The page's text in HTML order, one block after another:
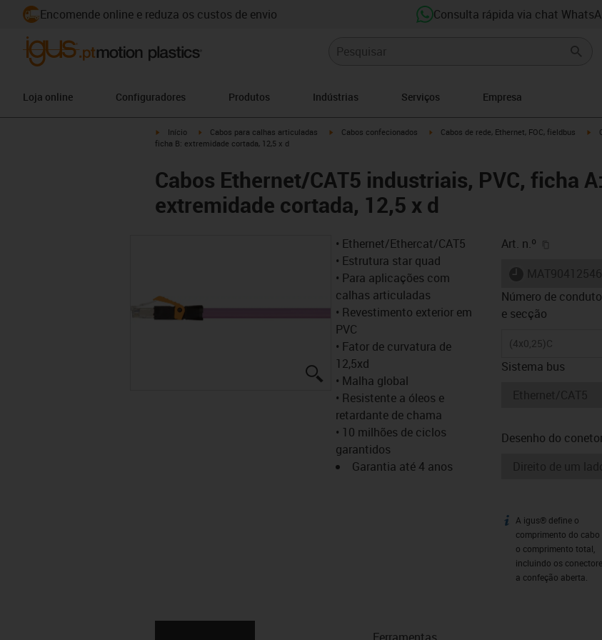
Encomende online e reduza os custos de envio Consulta rápida via chat
Loja online Configuradores Produtos Indústrias Serviços Empresa
igus-icon-arrow-right
Início igus-icon-arrow-right
Cabos para calhas articuladas igus-icon-arrow-right
Cabos confecionados igus-icon-arrow-right
Cabos de rede, Ethernet, FOC, fieldbus
ficha B: extremidade cortada, 12,5 x d
Cabos Ethernet/CAT5 industriais, PVC, ficha
extremidade cortada, 12,5 x d
igus-icon-lupe
• Ethernet/Ethercat/CAT5
• Estrutura star quad
• Para aplicações com
calhas articuladas
• Revestimento exterior em
PVC
• Fator de curvatura de
12,5xd
• Malha global
• Resistente a óleos e
retardante de chama
• 10 milhões de ciclos
garantidos
Garantia até 4 anos
Art. n.º
Número de
e secção
(4x0,25)C
Sistema bus
Desenho do
igus-icon-info
A igus® define o
comprimento do cabo
o comprimento total,
incluindo os
a confeção aberta.
Ferramentas